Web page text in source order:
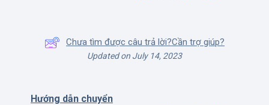
Chưa tìm được câu trả lời?Cần trợ giúp?
Updated on July 14, 2023
Hướng dẫn chuyển